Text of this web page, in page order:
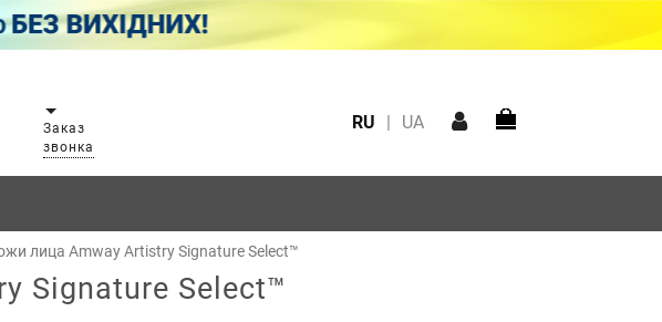
Заказ
звонка
RU | UA
лица Amway Artistry Signature Select™
Signature Select™